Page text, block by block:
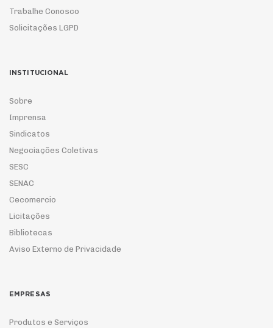
Trabalhe Conosco
Solicitações LGPD
INSTITUCIONAL
Sobre
Imprensa
Sindicatos
Negociações Coletivas
SESC
SENAC
Cecomercio
Licitações
Bibliotecas
Aviso Externo de Privacidade
EMPRESAS
Produtos e Serviços